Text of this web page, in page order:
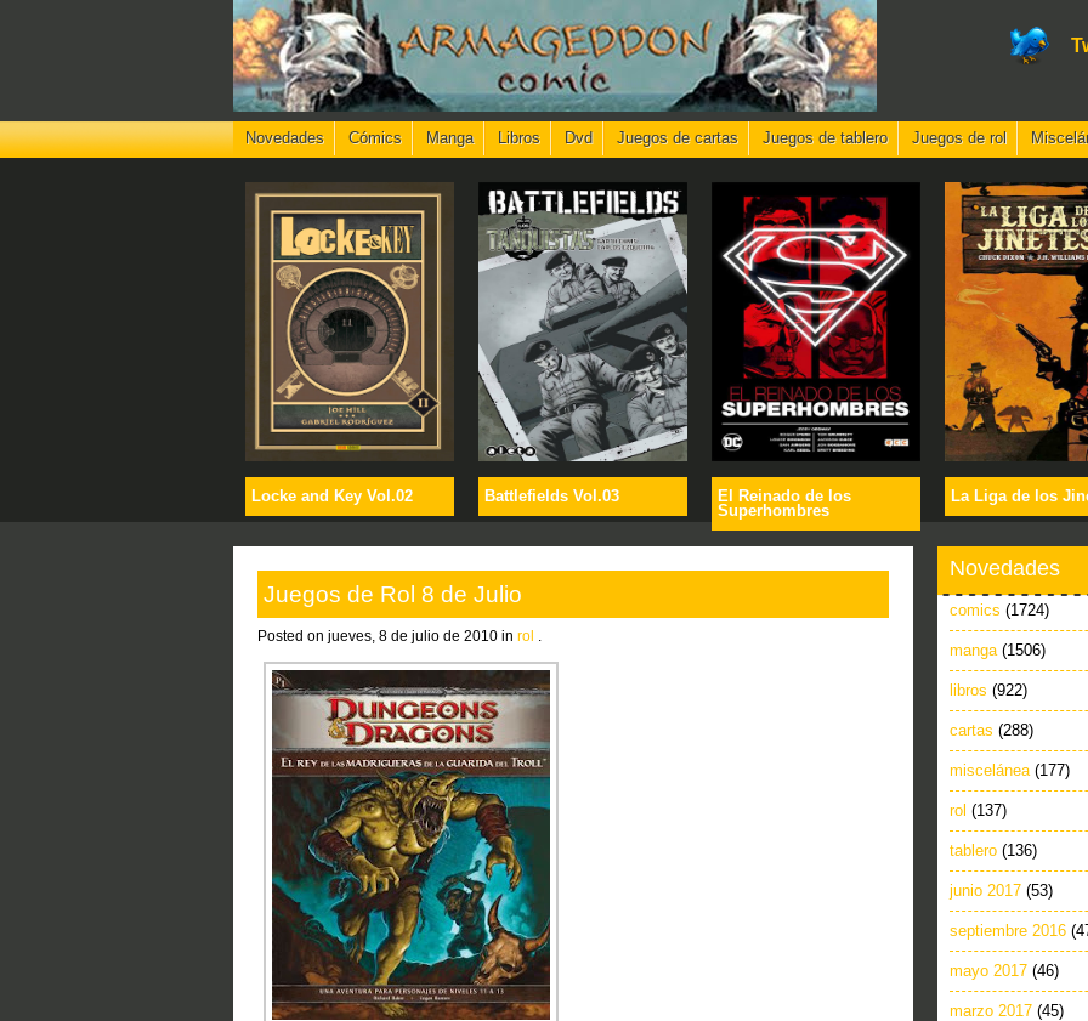
Novedades Cómics Manga Libros Dvd Juegos de cartas Juegos de tablero Juegos de rol
Locke and Key Vol.02 Battlefields Vol.03
El Reinado de los
Superhombres
La Liga de los
Juegos de Rol 8 de Julio
Posted on jueves, 8 de julio de 2010 in rol
Novedades
comics (1724)
manga (1506)
libros (922)
cartas (288)
miscelánea (177)
rol (137)
tablero (136)
junio 2017 (53)
septiembre 2016
mayo 2017 (46)
marzo 2017 (45)